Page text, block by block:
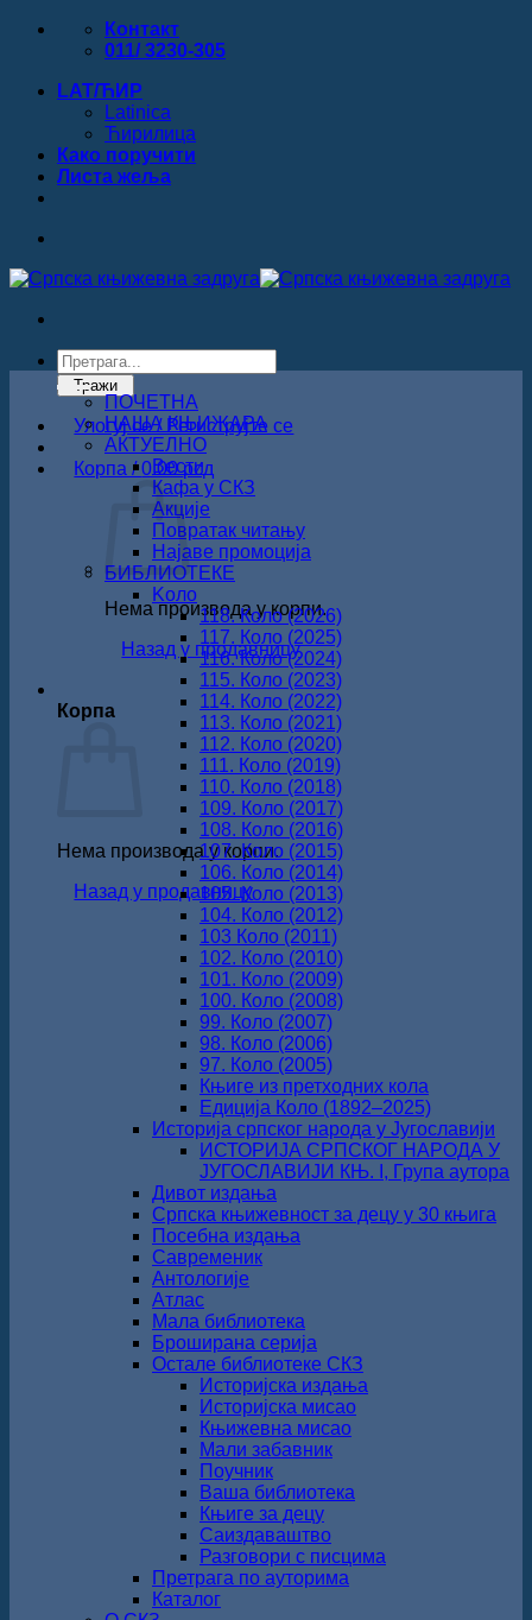
Прескочи
Контакт
011/ 3230-305
LAT/ЋИР
Latinica
Ћирилица
Како поручити
Листa жеља
Products
search
Тражи
Улогуј се / Региструјте се
Корпа /0.00рсд
Нема производа у корпи.
Назад у продавницу
Корпа
Нема производа у корпи.
Назад у продавницу
ПОЧЕТНА
НАША КЊИЖАРА
АКТУЕЛНО
Вести
Кафа у СКЗ
Акције
Повратак читању
Најаве промоција
БИБЛИОТЕКЕ
Koло
118. Коло (2026)
117. Коло (2025)
116. Коло (2024)
115. Коло (2023)
114. Коло (2022)
113. Коло (2021)
112. Коло (2020)
111. Коло (2019)
110. Коло (2018)
109. Коло (2017)
108. Коло (2016)
107. Коло (2015)
106. Коло (2014)
105. Коло (2013)
104. Коло (2012)
103 Коло (2011)
102. Коло (2010)
101. Коло (2009)
100. Коло (2008)
99. Коло (2007)
98. Коло (2006)
97. Коло (2005)
Књиге из претходних кола
Едиција Коло (1892‒2025)
Историја српског народа у Југославији
ИСТОРИЈА СРПСКОГ НАРОДА У
ЈУГОСЛАВИЈИ КЊ. I, Група аутора
Дивот издања
Српска књижевност за децу у 30 књига
Посебна издања
Савременик
Антологије
Атлас
Мала библиотека
Броширана серија
Остале библиотеке СКЗ
Историјска издања
Историјска мисао
Књижевна мисао
Мали забавник
Поучник
Ваша библиотека
Књиге за децу
Саиздаваштво
Разговори с писцима
Претрага по ауторима
Каталог